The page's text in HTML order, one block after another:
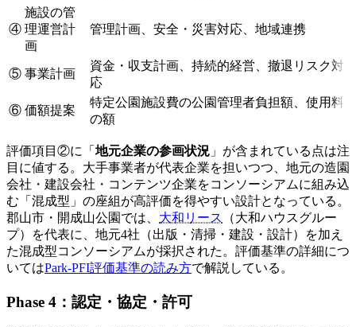
④
施設の管
理運営計
画
管理計画、安全・災害対応、地域連携
⑤ 事業計画
資金・収支計画、持続的経営、撤退リスク対
応
⑥ 価額提案
特定公園施設費の公園管理者負担額、使用料
の額
評価項目②に「 地元企業の参画状況 」が含まれている点は注
目に値する。大手事業者が代表企業を担いつつ、地元の造園
会社・建設会社・コンテンツ企業をコンソーシアムに組み込
む「混成型」の座組が高評価を得やすい設計となっている。
郡山市・開成山公園では、 大和リース
（大和ハウスグルー
プ）を代表に、地元4社（出版・清掃・建設・設計）を加え
た混成型コンソーシアムが採択された。評価基準の詳細につ
いてはPark-PFI評価基準の読み方で解説している。
Phase 4：認定・協定・許可